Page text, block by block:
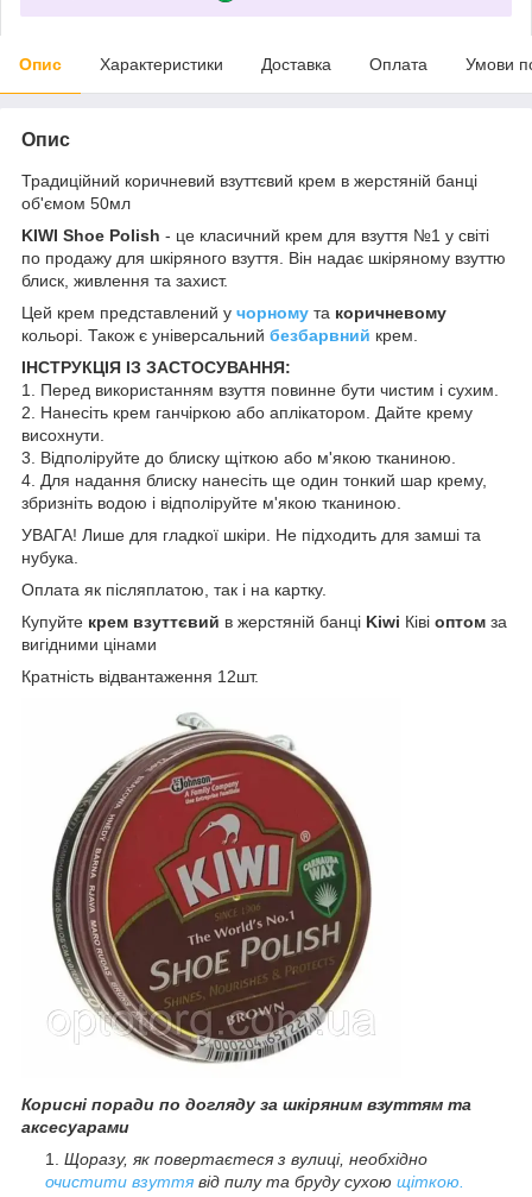
Опис Характеристики Доставка Оплата Умови
Опис
Традиційний коричневий взуттєвий крем в жерстяній банці
об'ємом 50мл
KIWI Shoe Polish - це класичний крем для взуття №1 у світі
по продажу для шкіряного взуття. Він надає шкіряному взуттю
блиск, живлення та захист.
Цей крем представлений у чорному та коричневому
кольорі. Також є універсальний безбарвний крем.
ІНСТРУКЦІЯ ІЗ ЗАСТОСУВАННЯ:
1. Перед використанням взуття повинне бути чистим і сухим.
2. Нанесіть крем ганчіркою або аплікатором. Дайте крему
висохнути.
3. Відполіруйте до блиску щіткою або м'якою тканиною.
4. Для надання блиску нанесіть ще один тонкий шар крему,
збризніть водою і відполіруйте м'якою тканиною.
УВАГА! Лише для гладкої шкіри. Не підходить для замші та
нубука.
Оплата як післяплатою, так і на картку.
Купуйте крем взуттєвий в жерстяній банці Kiwi Ківі оптом за
вигідними цінами
Кратність відвантаження 12шт.
Корисні поради по догляду за шкіряним взуттям та
аксесуарами
Щоразу, як повертаєтеся з вулиці, необхідно
очистити взуття від пилу та бруду сухою щіткою.